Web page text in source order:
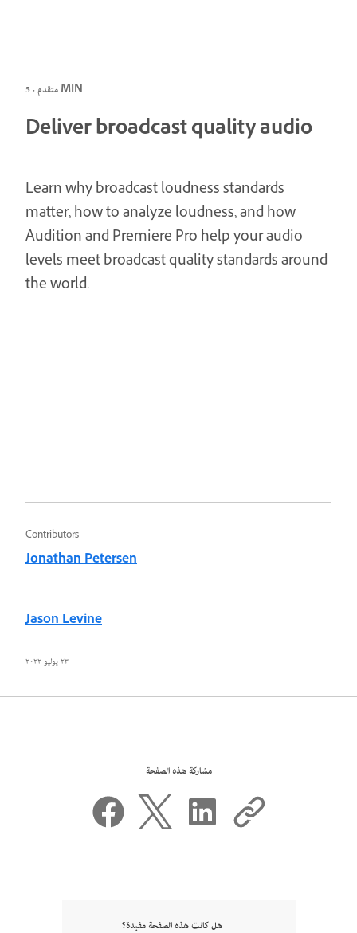
متقدم · 5 MIN
Deliver broadcast quality audio
Learn why broadcast loudness standards
matter, how to analyze loudness, and how
Audition and Premiere Pro help your audio
levels meet broadcast quality standards around
the world.
Contributors
Jonathan Petersen
Jason Levine
٢٣ يوليو ٢٠٢٢
مشاركة هذه الصفحة
هل كانت هذه الصفحة مفيدة؟